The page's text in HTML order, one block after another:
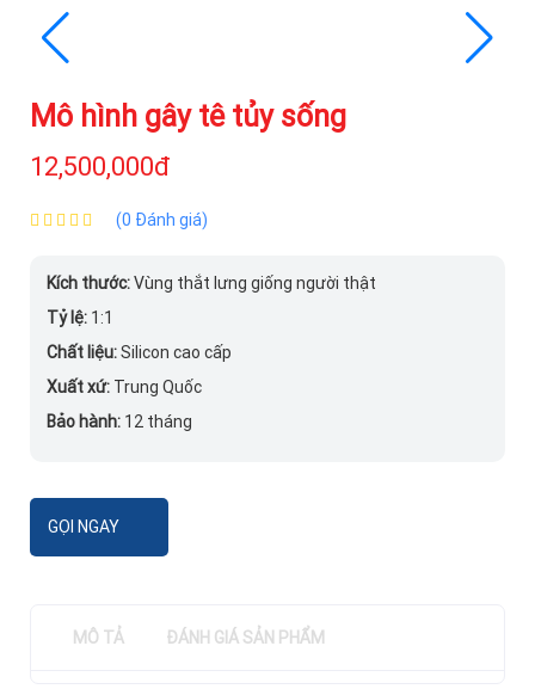
Mô hình gây tê tủy sống
12,500,000đ
(0 Đánh giá)
Kích thước:Vùng thắt lưng giống người thật
Tỷ lệ: 1:1
Chất liệu:Silicon cao cấp
Xuất xứ: Trung Quốc
Bảo hành: 12 tháng
GỌI NGAY
MÔ TẢ ĐÁNH GIÁ SẢN PHẨM